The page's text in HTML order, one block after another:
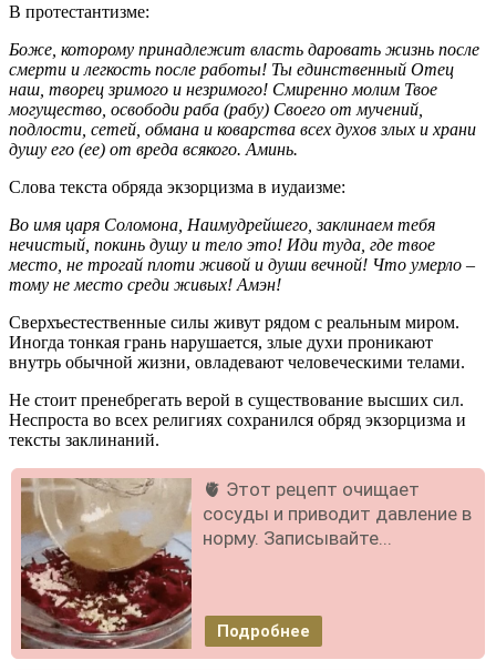
В протестантизме:
Боже, которому принадлежит власть даровать жизнь после
смерти и легкость после работы! Ты единственный Отец
наш, творец зримого и незримого! Смиренно молим Твое
могущество, освободи раба (рабу) Своего от мучений,
подлости, сетей, обмана и коварства всех духов злых и храни
душу его (ее) от вреда всякого. Аминь.
Слова текста обряда экзорцизма в иудаизме:
Во имя царя Соломона, Наимудрейшего, заклинаем тебя
нечистый, покинь душу и тело это! Иди туда, где твое
место, не трогай плоти живой и души вечной! Что умерло –
тому не место среди живых! Амэн!
Сверхъестественные силы живут рядом с реальным миром.
Иногда тонкая грань нарушается, злые духи проникают
внутрь обычной жизни, овладевают человеческими телами.
Не стоит пренебрегать верой в существование высших сил.
Неспроста во всех религиях сохранился обряд экзорцизма и
тексты заклинаний.
🫀 Этот рецепт очищает
сосуды и приводит давление в
норму. Записывайте...
Подробнее